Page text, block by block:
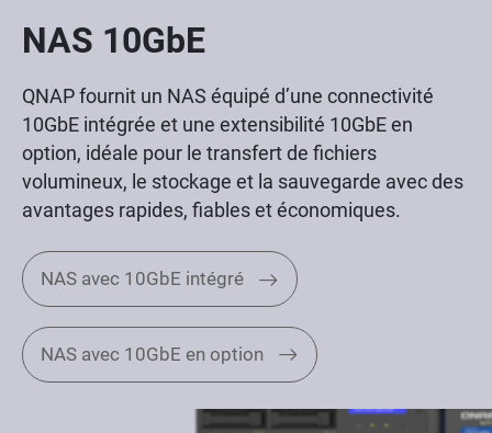
NAS 10GbE
QNAP fournit un NAS équipé d’une connectivité
10GbE intégrée et une extensibilité 10GbE en
option, idéale pour le transfert de fichiers
volumineux, le stockage et la sauvegarde avec des
avantages rapides, fiables et économiques.
NAS avec 10GbE intégré
NAS avec 10GbE en option